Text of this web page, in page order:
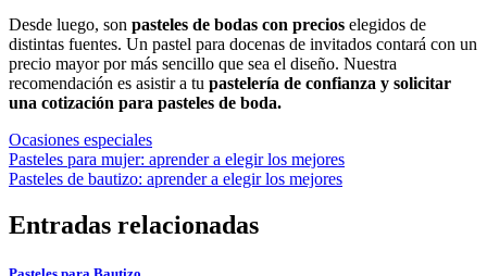
Desde luego, son pasteles de bodas con precios elegidos de
distintas fuentes. Un pastel para docenas de invitados contará con un
precio mayor por más sencillo que sea el diseño. Nuestra
recomendación es asistir a tu pastelería de confianza y solicitar
una cotización para pasteles de boda.
Ocasiones especiales
Navegación
de
entradas
Pasteles para mujer: aprender a elegir los mejores
Pasteles de bautizo: aprender a elegir los mejores
Entradas relacionadas